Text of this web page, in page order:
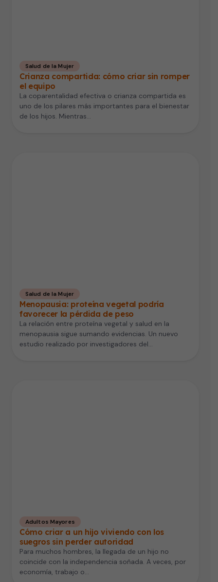
Salud de la Mujer
Crianza compartida: cómo criar sin romper
el equipo
La coparentalidad efectiva o crianza compartida es
uno de los pilares más importantes para el bienestar
de los hijos. Mientras…
Salud de la Mujer
Menopausia: proteína vegetal podría
favorecer la pérdida de peso
La relación entre proteína vegetal y salud en la
menopausia sigue sumando evidencias. Un nuevo
estudio realizado por investigadores del…
Adultos Mayores
Cómo criar a un hijo viviendo con los
suegros sin perder autoridad
Para muchos hombres, la llegada de un hijo no
coincide con la independencia soñada. A veces, por
economía, trabajo o…